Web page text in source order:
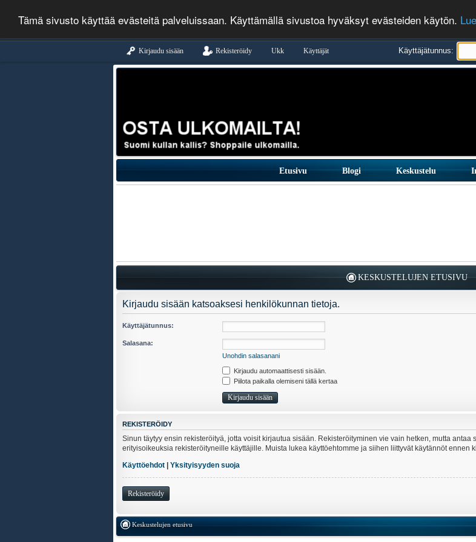
Tämä sivusto käyttää evästeitä palveluissaan. Käyttämällä sivustoa hyväksyt evästeiden käytön.
Kirjaudu sisään Rekisteröidy Ukk Käyttäjät Käyttäjätunnus:
Etusivu Blogi Keskustelu
KESKUSTELUJEN ETUSIVU
Kirjaudu sisään katsoaksesi henkilökunnan tietoja.
Käyttäjätunnus:
Salasana:
Unohdin salasanani
Kirjaudu automaattisesti sisään.
Piilota paikalla olemiseni tällä kertaa
REKISTERÖIDY
Sinun täytyy ensin rekisteröityä, jotta voisit kirjautua sisään. Rekisteröityminen vie vain hetken, mutta
erityisoikeuksia rekisteröityneille käyttäjille. Muista lukea käyttöehtomme ja siihen liittyvät käytännöt ennen
Käyttöehdot | Yksityisyyden suoja
Rekisteröidy
Keskustelujen etusivu